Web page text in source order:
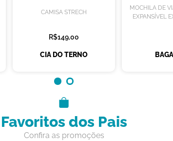
CAMISA STRECH
R$149,00
CIA DO TERNO
MOCHILA DE
EXPANSÍVEL
Favoritos dos Pais
Confira as promoções